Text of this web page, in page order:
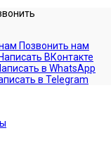
Позвонить нам
Написать ВКонтакте
в WhatsApp
в Telegram